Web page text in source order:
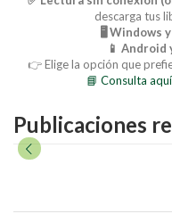
descarga tus
🖥️ Windows
📱 Android
👉 Elige la opción que
📘 Consulta
Publicaciones